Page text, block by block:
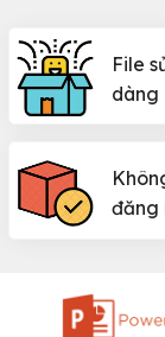
File
dàng
đăng